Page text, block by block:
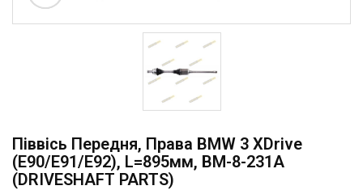
Піввісь Передня, Права BMW 3 XDrive
(E90/E91/E92), L=895мм, BM-8-231A
(DRIVESHAFT PARTS)